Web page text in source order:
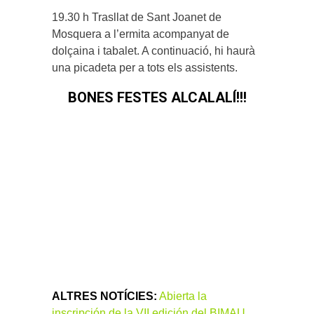
19.30 h Trasllat de Sant Joanet de
Mosquera a l’ermita acompanyat de
dolçaina i tabalet. A continuació, hi haurà
una picadeta per a tots els assistents.
BONES FESTES ALCALALÍ!!!
ALTRES NOTÍCIES: Abierta la